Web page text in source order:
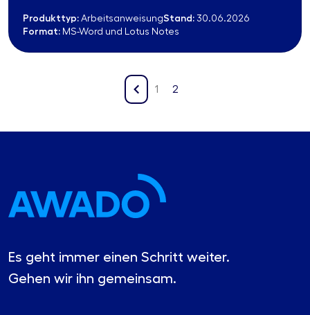
Produkttyp: ArbeitsanweisungStand: 30.06.2026
Format: MS-Word und Lotus Notes
1 2
Es geht immer einen Schritt weiter.
Gehen wir ihn gemeinsam.